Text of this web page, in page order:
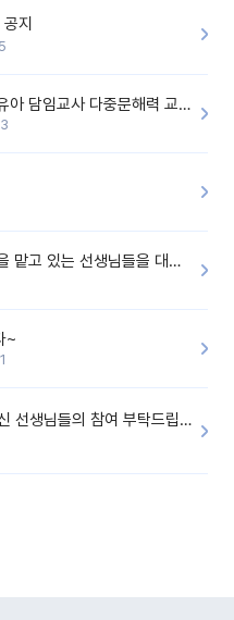
다.
지
[설문조사/기프티콘지급] 만3-5세 유아 담임교사 다중문해력 교육 증진을 위한 설문조사
[설문조사/기프티콘] 만3-5세 담임을 맡고 있는 선생님들을 대상으로 설문조사를 합니다!
~
[커피쿠폰☕️/설문모집] 자녀가 있으신 선생님들의 참여 부탁드립니다!!